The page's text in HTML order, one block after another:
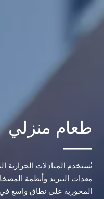
طعام منزلي
تُستخدم المبادلات الحرارية
معدات التبريد وأنظمة
المحورية على نطاق واسع في